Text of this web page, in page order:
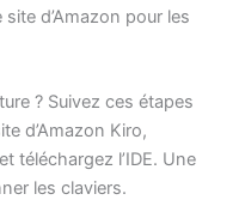
d’Amazon pour les
? Suivez ces étapes
d’Amazon Kiro,
téléchargez l’IDE. Une
les claviers.